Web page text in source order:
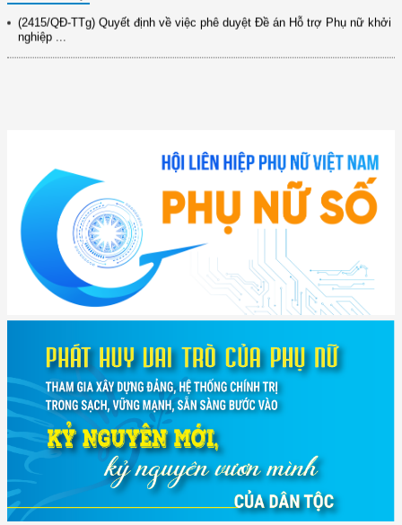
(2415/QĐ-TTg) Quyết định về việc phê duyệt Đề án Hỗ trợ Phụ nữ khởi
nghiệp ...